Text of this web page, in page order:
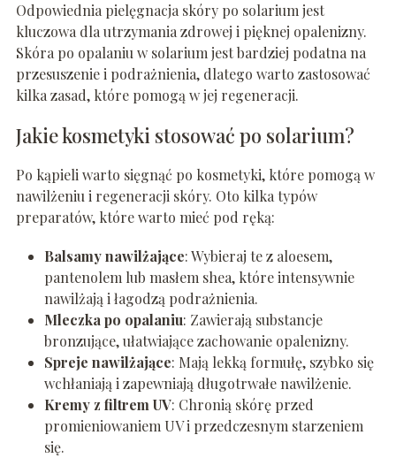
Odpowiednia pielęgnacja skóry po solarium jest
kluczowa dla utrzymania zdrowej i pięknej opalenizny.
Skóra po opalaniu w solarium jest bardziej podatna na
przesuszenie i podrażnienia, dlatego warto zastosować
kilka zasad, które pomogą w jej regeneracji.
Jakie kosmetyki stosować po solarium?
Po kąpieli warto sięgnąć po kosmetyki, które pomogą w
nawilżeniu i regeneracji skóry. Oto kilka typów
preparatów, które warto mieć pod ręką:
Balsamy nawilżające: Wybieraj te z aloesem,
pantenolem lub masłem shea, które intensywnie
nawilżają i łagodzą podrażnienia.
Mleczka po opalaniu: Zawierają substancje
bronzujące, ułatwiające zachowanie opalenizny.
Spreje nawilżające: Mają lekką formułę, szybko się
wchłaniają i zapewniają długotrwałe nawilżenie.
Kremy z filtrem UV: Chronią skórę przed
promieniowaniem UV i przedczesnym starzeniem
się.